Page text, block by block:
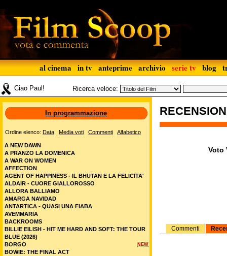
al cinema in tv anteprime archivio serie tv blog
Ciao Paul! Ricerca veloce:
Voto
Commenti
In programmazione
Ordine elenco: Data Media voti Commenti Alfabetico
A NEW DAWN
A PRANZO LA DOMENICA
A WAR ON WOMEN
AFFECTION
AGENT OF HAPPINESS - IL BHUTAN E LA FELICITA'
ALDAIR - CUORE GIALLOROSSO
ALLORA BALLIAMO
AMARGA NAVIDAD
ANTARTICA - QUASI UNA FIABA
AVEMMARIA
BACKROOMS
BILLIE EILISH - HIT ME HARD AND SOFT: THE TOUR
BLUE (2026)
NEW
BORGO
BOWIE: THE FINAL ACT